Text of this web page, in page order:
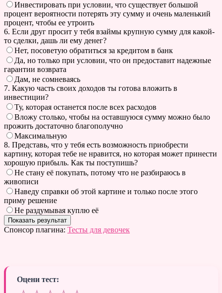
Инвестировать при условии, что существует большой
процент вероятности потерять эту сумму и очень маленький
процент, чтобы ее утроить
6. Если друг просит у тебя взаймы крупную сумму для какой-
то сделки, дашь ли ему денег?
Нет, посоветую обратиться за кредитом в банк
Да, но только при условии, что он предоставит надежные
гарантии возврата
Дам, не сомневаясь
7. Какую часть своих доходов ты готова вложить в
инвестиции?
Ту, которая останется после всех расходов
Вложу столько, чтобы на оставшуюся сумму можно было
прожить достаточно благополучно
Максимальную
8. Представь, что у тебя есть возможность приобрести
картину, которая тебе не нравится, но которая может принести
хорошую прибыль. Как ты поступишь?
Не стану её покупать, потому что не разбираюсь в
живописи
Наведу справки об этой картине и только после этого
приму решение
Не раздумывая куплю её
Спонсор плагина: Тесты для девочек
Оцени тест: